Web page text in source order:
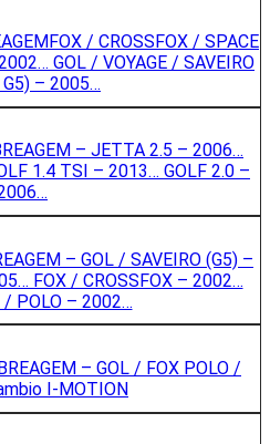
/ CROSSFOX / SPACE
GOL / VOYAGE / SAVEIRO
– 2005…
– JETTA 2.5 – 2006…
1.4 TSI – 2013… GOLF 2.0 –
– GOL / SAVEIRO (G5) –
FOX / CROSSFOX – 2002…
/ POLO – 2002…
– GOL / FOX POLO /
I-MOTION